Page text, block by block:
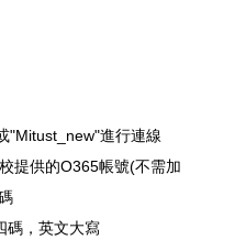
"Mitust_new"進行連線
提供的O365帳號(不需加
碼，英文大寫